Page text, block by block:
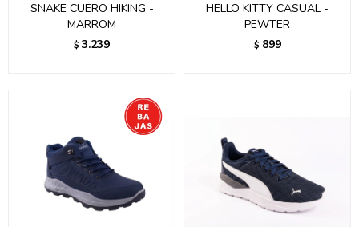
SNAKE CUERO HIKING -
MARROM
$ 3.239
HELLO KITTY CASUAL -
PEWTER
$ 899